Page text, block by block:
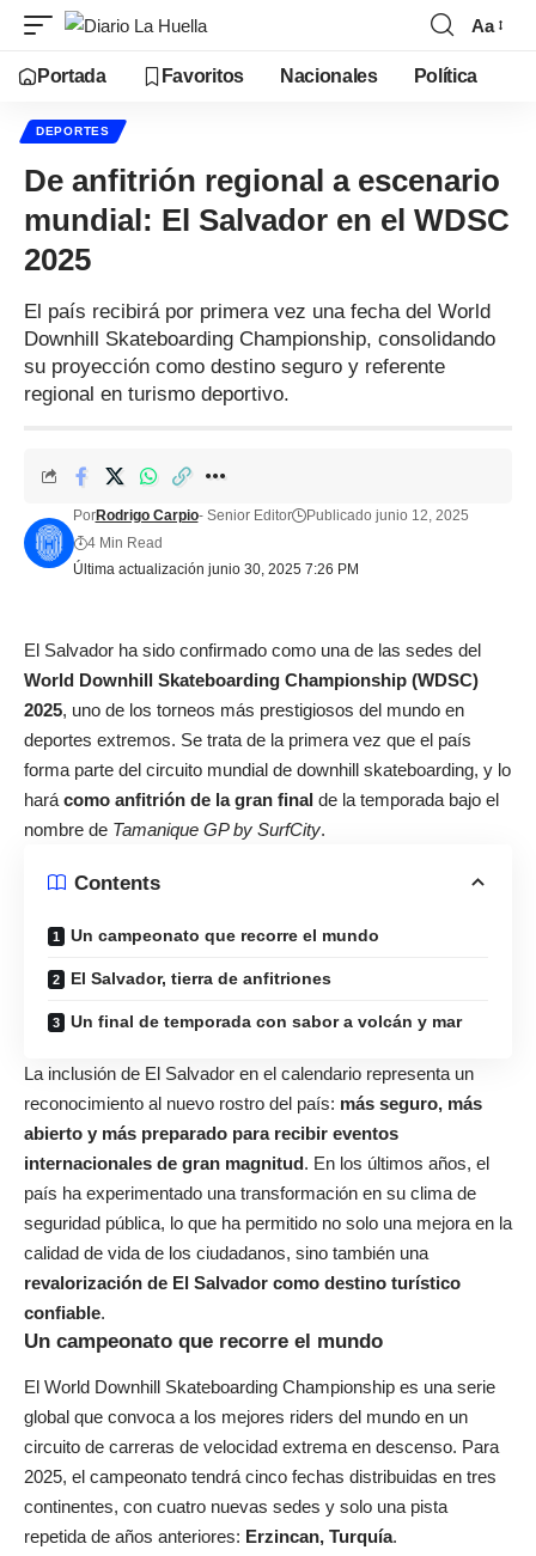
Aa
Portada Favoritos Nacionales Política
DEPORTES
De anfitrión regional a escenario
mundial: El Salvador en el WDSC
2025
El país recibirá por primera vez una fecha del World
Downhill Skateboarding Championship, consolidando
su proyección como destino seguro y referente
regional en turismo deportivo.
Última actualización junio 30, 2025 7:26 PM
PorRodrigo Carpio- Senior Editor
Publicado junio 12, 2025
4 Min Read
El Salvador ha sido confirmado como una de las sedes del
World Downhill Skateboarding Championship (WDSC)
2025, uno de los torneos más prestigiosos del mundo en
deportes extremos. Se trata de la primera vez que el país
forma parte del circuito mundial de downhill skateboarding, y lo
hará como anfitrión de la gran final de la temporada bajo el
nombre de Tamanique GP by SurfCity.
Contents
Un campeonato que recorre el mundo
El Salvador, tierra de anfitriones
Un final de temporada con sabor a volcán y mar
La inclusión de El Salvador en el calendario representa un
reconocimiento al nuevo rostro del país: más seguro, más
abierto y más preparado para recibir eventos
internacionales de gran magnitud. En los últimos años, el
país ha experimentado una transformación en su clima de
seguridad pública, lo que ha permitido no solo una mejora en la
calidad de vida de los ciudadanos, sino también una
revalorización de El Salvador como destino turístico
confiable.
Un campeonato que recorre el mundo
El World Downhill Skateboarding Championship es una serie
global que convoca a los mejores riders del mundo en un
circuito de carreras de velocidad extrema en descenso. Para
2025, el campeonato tendrá cinco fechas distribuidas en tres
continentes, con cuatro nuevas sedes y solo una pista
repetida de años anteriores: Erzincan, Turquía.